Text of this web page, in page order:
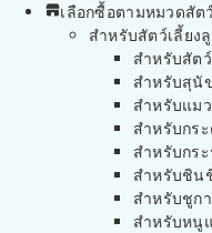
เลือกซื้อตามหมวดสัต
สำหรับสัตว์เลี้ยง
สำหรับสัต
สำหรับสุนั
สำหรับแม
สำหรับกร
สำหรับกร
สำหรับชิน
สำหรับชูก
สำหรับหนู